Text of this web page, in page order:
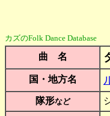
カズのFolk Dance Database
曲 名
国・地方名
隊形など